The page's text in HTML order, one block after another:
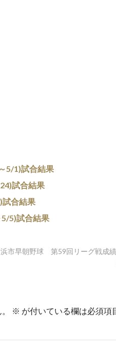
5/1)試合結果
試合結果
合結果
5)試合結果
市早朝野球 第59回リーグ戦成
※ が付いている欄は必須項